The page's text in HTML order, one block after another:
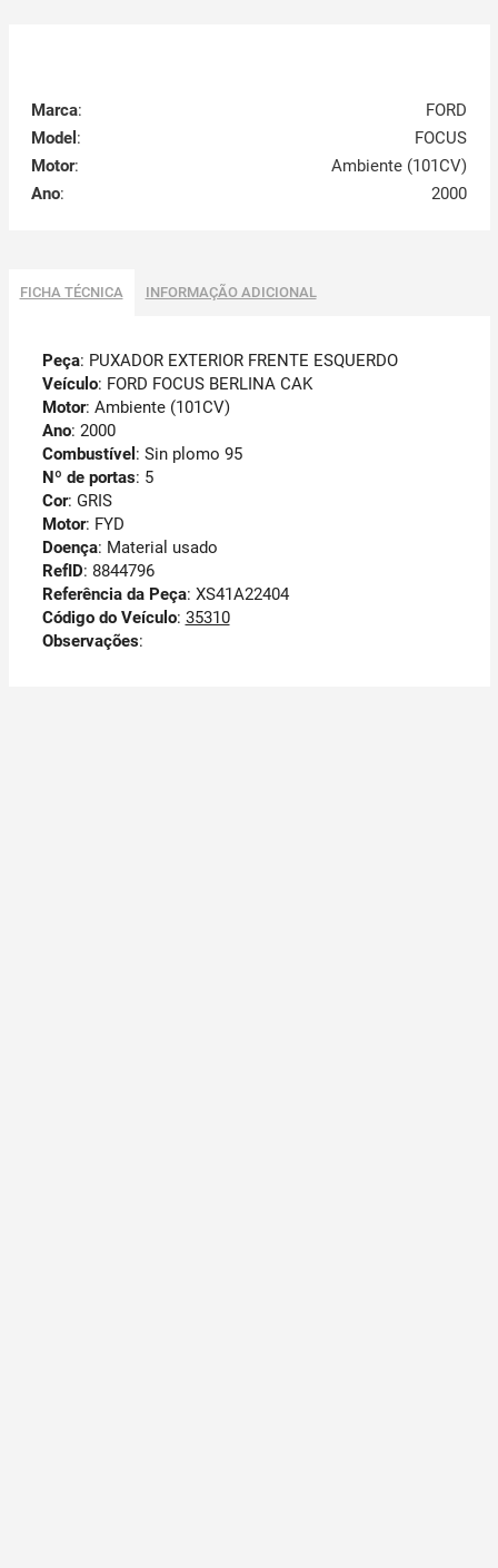
Marca:
FORD
Model :
FOCUS
Motor:
Ambiente (101CV)
Ano: 2000
FICHA TÉCNICA INFORMAÇÃO ADICIONAL
Peça: PUXADOR EXTERIOR FRENTE ESQUERDO
Veículo: FORD FOCUS BERLINA CAK
Motor: Ambiente (101CV)
Ano: 2000
Combustível : Sin plomo 95
Nº de portas: 5
Cor: GRIS
Motor: FYD
Doença: Material usado
RefID: 8844796
Referência da Peça: XS41A22404
Código do Veículo: 35310
Observações: